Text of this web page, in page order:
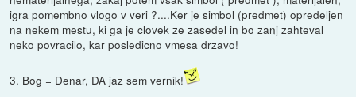
igra pomembno vlogo v veri ?....Ker je simbol (predmet) opredeljen
na nekem mestu, ki ga je clovek ze zasedel in bo zanj zahteval
neko povracilo, kar posledicno vmesa drzavo!
3. Bog = Denar, DA jaz sem vernik!